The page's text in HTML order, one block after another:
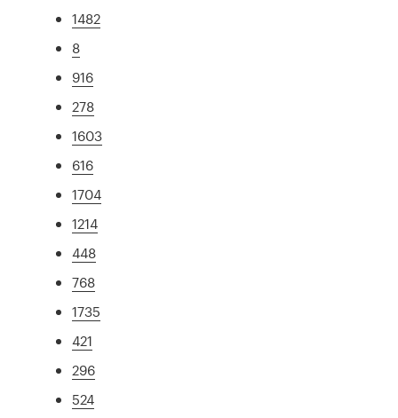
1482
8
916
278
1603
616
1704
1214
448
768
1735
421
296
524